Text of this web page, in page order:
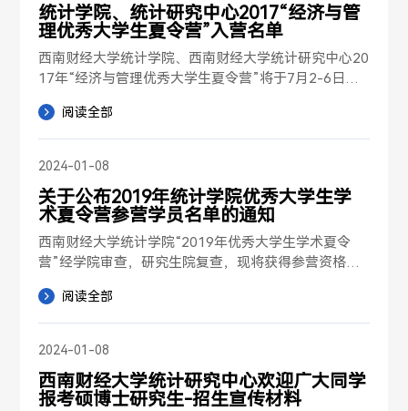
统计学院
2020年9月14日
统计学院、统计研究中心2017“经济与管
理优秀大学生夏令营”入营名单
西南财经大学统计学院、西南财经大学统计研究中心20
17年“经济与管理优秀大学生夏令营”将于7月2-6日，
名审查，现将拟入营名单公布如下。
/libs/kindeditor/attach...
阅读全部
2024-01-08
关于公布2019年统计学院优秀大学生学
术夏令营参营学员名单的通知
西南财经大学统计学院“2019年优秀大学生学术夏令
营”经学院审查，研究生院复查，现将获得参营资格的
带齐相关资料和合理安排时间。如有问题，请咨询：
联系人：高...
阅读全部
2024-01-08
​西南财经大学统计研究中心欢迎广大同学
报考硕博士研究生-招生宣传材料